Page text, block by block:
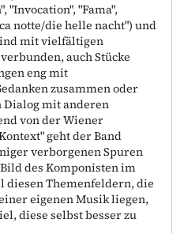
"Invocation", "Fama",
notte/die helle nacht") und
mit vielfältigen
auch Stücke
eng mit
zusammen oder
Dialog mit anderen
von der Wiener
geht der Band
verborgenen Spuren
des Komponisten im
diesen Themenfeldern, die
eigenen Musik liegen,
diese selbst besser zu